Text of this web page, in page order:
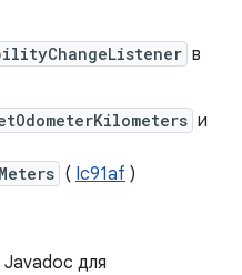
в
и
( Ic91af )
Javadoc для